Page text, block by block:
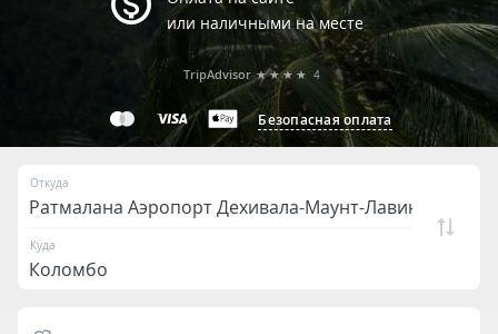
или наличными на месте
Безопасная оплата
TripAdvisor ★★★★ 4
Откуда
Куда